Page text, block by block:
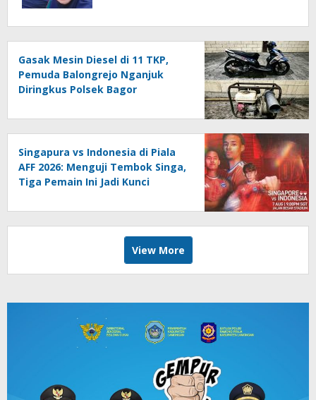
Gasak Mesin Diesel di 11 TKP,
Pemuda Balongrejo Nganjuk
Diringkus Polsek Bagor
Singapura vs Indonesia di Piala
AFF 2026: Menguji Tembok Singa,
Tiga Pemain Ini Jadi Kunci
View More